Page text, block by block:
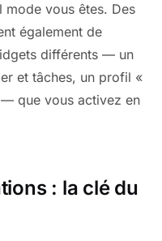
vous êtes. Des
également de
différents — un
et tâches, un profil «
que vous activez en
: la clé du